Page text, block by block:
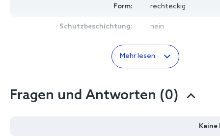
Form: rechteckig
Schutzbeschichtung: nein
Mehr lesen
Fragen und Antworten (0)
Keine